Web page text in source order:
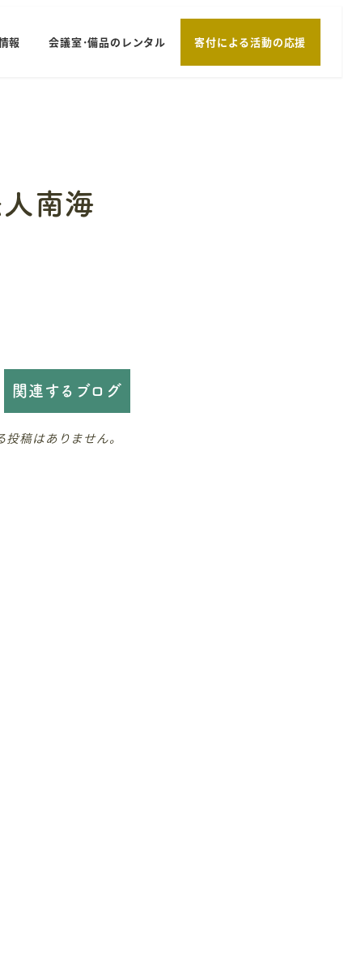
報 会議室･備品のレンタル 寄付による活動の応援
南海
関連するブログ
投稿はありません。